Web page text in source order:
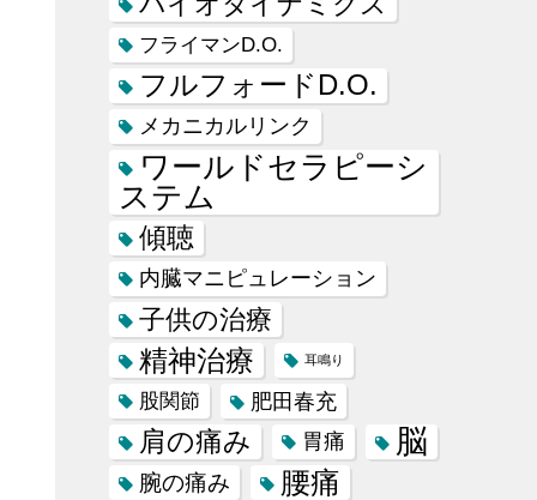
フライマンD.O.
フルフォードD.O.
メカニカルリンク
ワールドセラピーシ
ステム
傾聴
内臓マニピュレーション
子供の治療
精神治療 耳鳴り
股関節 肥田春充
肩の痛み 胃痛 脳
腕の痛み 腰痛